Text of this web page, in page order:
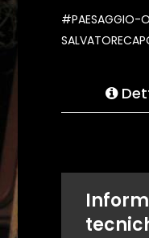
#PAESAGGIO-